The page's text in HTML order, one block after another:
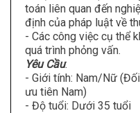
toán liên quan đến
định của pháp luật về
- Các công việc cụ thể
quá trình phỏng vấn.
Yêu Cầu:
- Giới tính: Nam/Nữ
ưu tiên Nam)
- Độ tuổi: Dưới 35 tuổi